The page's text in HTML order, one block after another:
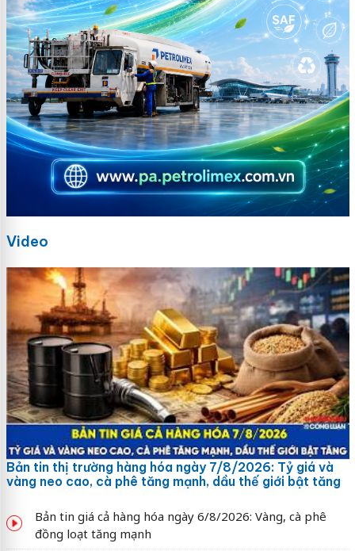
Video
Bản tin thị trường hàng hóa ngày 7/8/2026: Tỷ giá và
vàng neo cao, cà phê tăng mạnh, dầu thế giới bật tăng
Bản tin giá cả hàng hóa ngày 6/8/2026: Vàng, cà phê
đồng loạt tăng mạnh